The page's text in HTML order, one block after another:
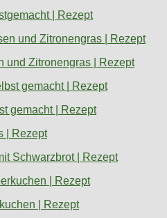
| Rezept
und Zitronengras | Rezept
gemacht | Rezept
Schwarzbrot | Rezept
| Rezept